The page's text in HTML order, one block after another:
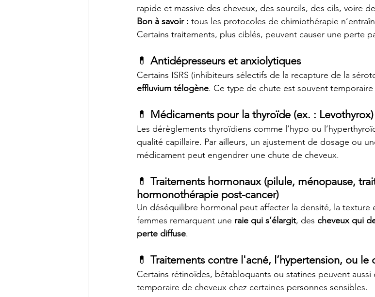
rapide et massive des cheveux, des sourcils, des cils, voire
Bon à savoir : tous les protocoles de chimiothérapie
Certains traitements, plus ciblés, peuvent causer une perte
💊 Antidépresseurs et anxiolytiques
Certains ISRS (inhibiteurs sélectifs de la recapture de la
effluvium télogène. Ce type de chute est souvent temporaire
💊 Médicaments pour la thyroïde (ex. : Levothyrox)
Les dérèglements thyroïdiens comme l’hypo ou
qualité capillaire. Par ailleurs, un ajustement de dosage ou
médicament peut engendrer une chute de cheveux.
💊 Traitements hormonaux (pilule, ménopause,
hormonothérapie post-cancer)
Un déséquilibre hormonal peut affecter la densité, la texture
femmes remarquent une raie qui s’élargit, des cheveux qui
perte diffuse.
💊 Traitements contre l'acné, l’hypertension, ou le
Certains rétinoïdes, bêtabloquants ou statines peuvent
temporaire de cheveux chez certaines personnes sensibles.